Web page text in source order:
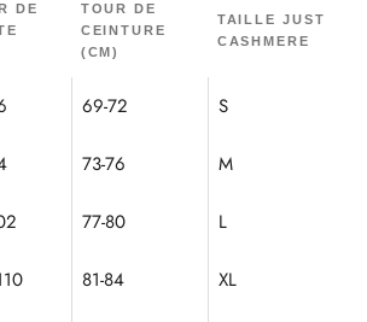
DE
TOUR DE
CEINTURE
(CM)
TAILLE JUST
CASHMERE
69-72 S
73-76 M
77-80 L
81-84 XL